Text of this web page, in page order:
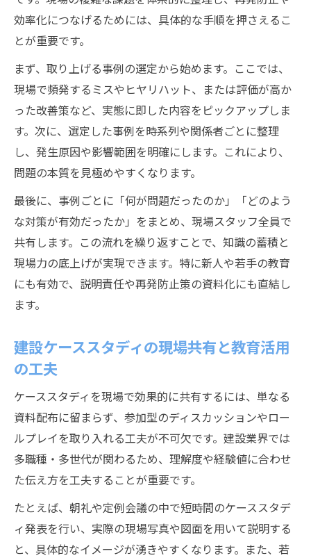
効率化につなげるためには、具体的な手順を押さえるこ
とが重要です。
まず、取り上げる事例の選定から始めます。ここでは、
現場で頻発するミスやヒヤリハット、または評価が高か
った改善策など、実態に即した内容をピックアップしま
す。次に、選定した事例を時系列や関係者ごとに整理
し、発生原因や影響範囲を明確にします。これにより、
問題の本質を見極めやすくなります。
最後に、事例ごとに「何が問題だったのか」「どのよう
な対策が有効だったか」をまとめ、現場スタッフ全員で
共有します。この流れを繰り返すことで、知識の蓄積と
現場力の底上げが実現できます。特に新人や若手の教育
にも有効で、説明責任や再発防止策の資料化にも直結し
ます。
建設ケーススタディの現場共有と教育活用
の工夫
ケーススタディを現場で効果的に共有するには、単なる
資料配布に留まらず、参加型のディスカッションやロー
ルプレイを取り入れる工夫が不可欠です。建設業界では
多職種・多世代が関わるため、理解度や経験値に合わせ
た伝え方を工夫することが重要です。
たとえば、朝礼や定例会議の中で短時間のケーススタデ
ィ発表を行い、実際の現場写真や図面を用いて説明する
と、具体的なイメージが湧きやすくなります。また、若